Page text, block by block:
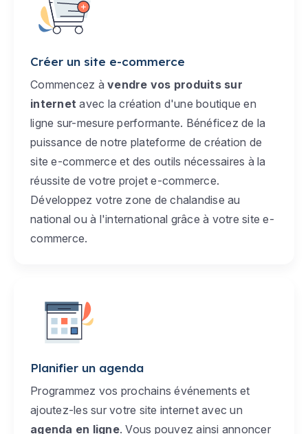
Créer un site e-commerce
Commencez à vendre vos produits sur
internet avec la création d'une boutique en
ligne sur-mesure performante. Bénéficez de la
puissance de notre plateforme de création de
site e-commerce et des outils nécessaires à la
réussite de votre projet e-commerce.
Développez votre zone de chalandise au
national ou à l'international grâce à votre site e-
commerce.
Planifier un agenda
Programmez vos prochains événements et
ajoutez-les sur votre site internet avec un
agenda en ligne. Vous pouvez ainsi annoncer